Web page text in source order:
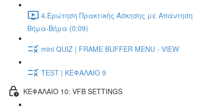
4.Ερώτηση Πρακτικής Άσκησης με Απάντηση
Βήμα-Βήμα (0:09)
mini QUIZ | FRAME BUFFER MENU - VIEW
TEST | ΚΕΦΑΛΑΙΟ 9
ΚΕΦΑΛΑΙΟ 10: VFB SETTINGS